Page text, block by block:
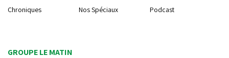
Chroniques
Nos Spéciaux Podcast
GROUPE LE MATIN